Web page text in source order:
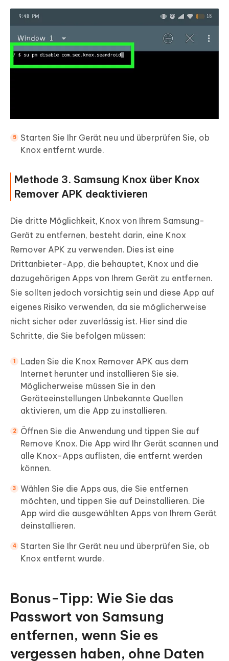
Starten Sie Ihr Gerät neu und überprüfen Sie, ob
Knox entfernt wurde.
Methode 3. Samsung Knox über Knox
Remover APK deaktivieren
Die dritte Möglichkeit, Knox von Ihrem Samsung-
Gerät zu entfernen, besteht darin, eine Knox
Remover APK zu verwenden. Dies ist eine
Drittanbieter-App, die behauptet, Knox und die
dazugehörigen Apps von Ihrem Gerät zu entfernen.
Sie sollten jedoch vorsichtig sein und diese App auf
eigenes Risiko verwenden, da sie möglicherweise
nicht sicher oder zuverlässig ist. Hier sind die
Schritte, die Sie befolgen müssen:
Laden Sie die Knox Remover APK aus dem
Internet herunter und installieren Sie sie.
Möglicherweise müssen Sie in den
Geräteeinstellungen Unbekannte Quellen
aktivieren, um die App zu installieren.
Öffnen Sie die Anwendung und tippen Sie auf
Remove Knox. Die App wird Ihr Gerät scannen und
alle Knox-Apps auflisten, die entfernt werden
können.
Wählen Sie die Apps aus, die Sie entfernen
möchten, und tippen Sie auf Deinstallieren. Die
App wird die ausgewählten Apps von Ihrem Gerät
deinstallieren.
Starten Sie Ihr Gerät neu und überprüfen Sie, ob
Knox entfernt wurde.
Bonus-Tipp: Wie Sie das
Passwort von Samsung
entfernen, wenn Sie es
vergessen haben, ohne Daten